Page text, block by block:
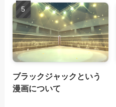
ブラックジャックという
漫画について